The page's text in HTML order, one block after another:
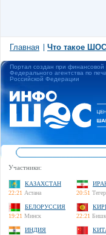
Главная Что такое
Портал создан при финансовой
Федерального агентства по
Российской Федерации
Участники:
КАЗАХСТАН
22:21 Астана
20:51
БЕЛОРУССИЯ
19:21 Минск
22:21
ИНДИЯ